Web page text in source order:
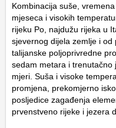
Kombinacija suše,
mjeseca i visokih
rijeku Po, najdužu rijeka u
sjevernog dijela zemlje i
talijanske poljoprivredne
sedam metara i trenutačno
mjeri. Suša i visoke
promjena, prekomjerno
posljedice zagađenja
prvenstveno rijeke i jezera